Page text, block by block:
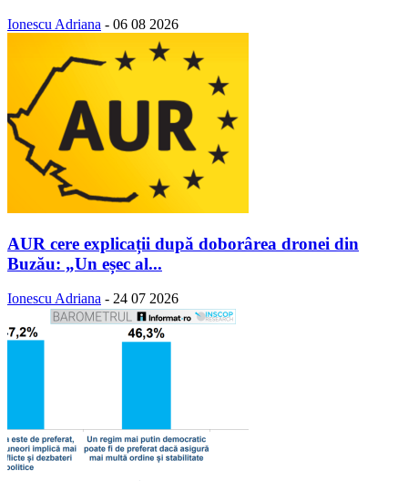
Ionescu Adriana - 06 08 2026
AUR cere explicații după doborârea dronei din
Buzău: „Un eșec al...
Ionescu Adriana - 24 07 2026